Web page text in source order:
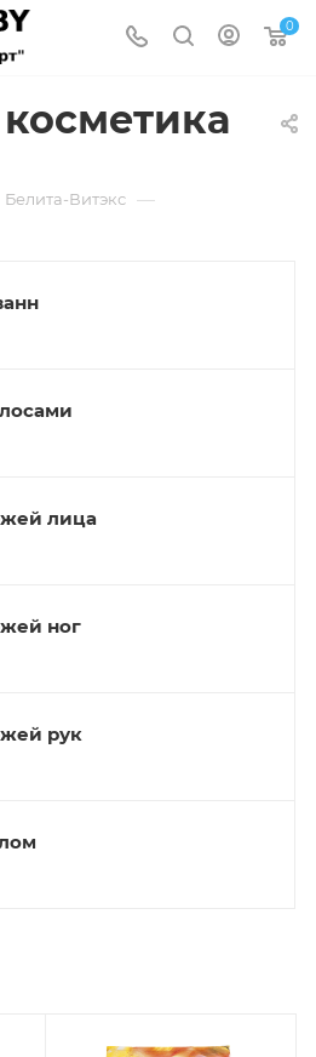
0
Белита-Витэкс —
лица
ног
рук